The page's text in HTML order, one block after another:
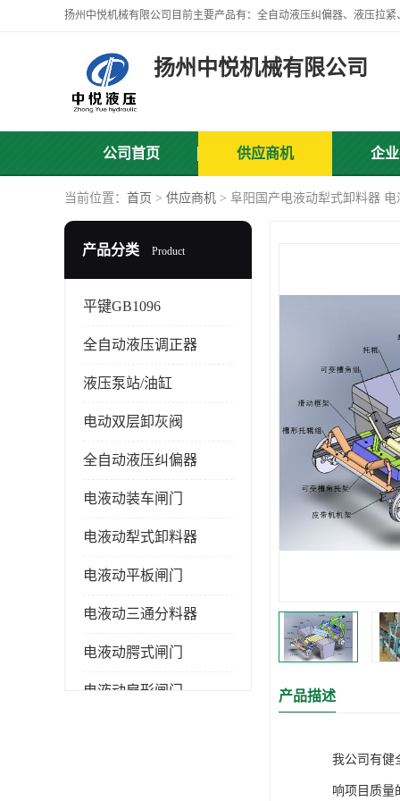
扬州中悦机械有限公司
公司首页 供应商机 企
当前位置： 首页 > 供应商机 > 阜阳国产电液动犁式卸料器 电
产品分类 Product
平键GB1096
全自动液压调正器
液压泵站/油缸
电动双层卸灰阀
全自动液压纠偏器
电液动装车闸门
电液动犁式卸料器
电液动平板闸门
电液动三通分料器
电液动腭式闸门
电液动扇形闸门 产品描述
我公司有健
响项目质量